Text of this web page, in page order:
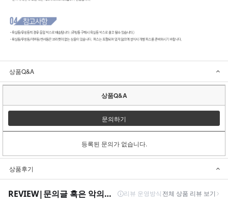
상품Q&A
상품Q&A
문의하기
등록된 문의가 없습니다.
상품후기